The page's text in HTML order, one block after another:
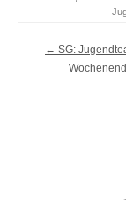
Post navigation
← SG: